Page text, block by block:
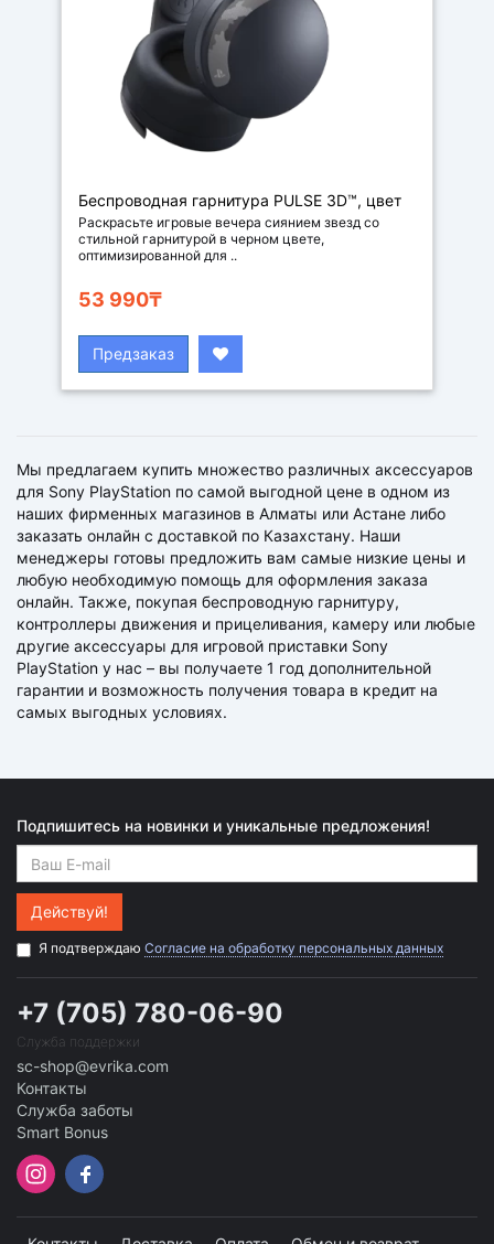
Беспроводная гарнитура PULSE 3D™, цвет
Серый Камуфляж
Раскрасьте игровые вечера сиянием звезд со
стильной гарнитурой в черном цвете,
оптимизированной для ..
53 990₸
Предзаказ
Мы предлагаем купить множество различных аксессуаров
для Sony PlayStation по самой выгодной цене в одном из
наших фирменных магазинов в Алматы или Астане либо
заказать онлайн с доставкой по Казахстану. Наши
менеджеры готовы предложить вам самые низкие цены и
любую необходимую помощь для оформления заказа
онлайн. Также, покупая беспроводную гарнитуру,
контроллеры движения и прицеливания, камеру или любые
другие аксессуары для игровой приставки Sony
PlayStation у нас – вы получаете 1 год дополнительной
гарантии и возможность получения товара в кредит на
самых выгодных условиях.
Подпишитесь на новинки и уникальные предложения!
Действуй!
Я подтверждаю Согласие на обработку персональных данных
+7 (705) 780-06-90
Служба поддержки
sc-shop@evrika.com
Контакты
Служба заботы
Smart Bonus